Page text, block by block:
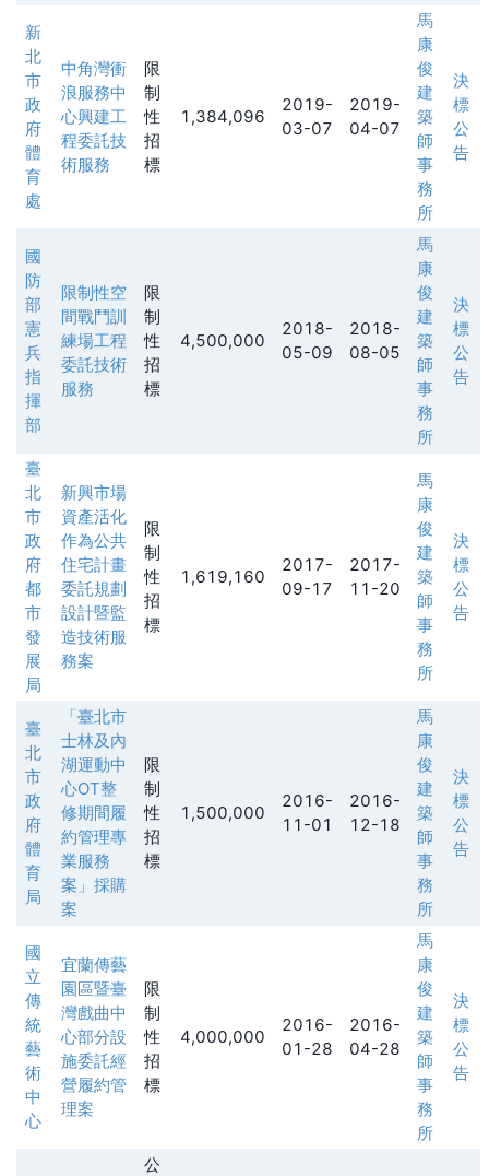
新
北
市
政
府
體
育
處
中角灣衝
浪服務中
心興建工
程委託技
術服務
限
制
性
招
標
1,384,096
2019-
03-07
2019-
04-07
馬
康
俊
建
築
師
事
務
所
決
標
公
告
國
防
部
憲
兵
指
揮
部
限制性空
間戰鬥訓
練場工程
委託技術
服務
限
制
性
招
標
4,500,000
2018-
05-09
2018-
08-05
馬
康
俊
建
築
師
事
務
所
決
標
公
告
臺
北
市
政
府
都
市
發
展
局
新興市場
資產活化
作為公共
住宅計畫
委託規劃
設計暨監
造技術服
務案
限
制
性
招
標
1,619,160
2017-
09-17
2017-
11-20
馬
康
俊
建
築
師
事
務
所
決
標
公
告
臺
北
市
政
府
體
育
局
「臺北市
士林及內
湖運動中
心OT整
修期間履
約管理專
業服務
案」採購
案
限
制
性
招
標
1,500,000
2016-
11-01
2016-
12-18
馬
康
俊
建
築
師
事
務
所
決
標
公
告
國
立
傳
統
藝
術
中
心
宜蘭傳藝
園區暨臺
灣戲曲中
心部分設
施委託經
營履約管
理案
限
制
性
招
標
4,000,000
2016-
01-28
2016-
04-28
馬
康
俊
建
築
師
事
務
所
決
標
公
告
公